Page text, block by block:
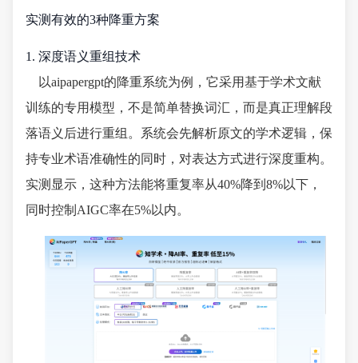
实测有效的3种降重方案
1. 深度语义重组技术
以aipapergpt的降重系统为例，它采用基于学术文献
训练的专用模型，不是简单替换词汇，而是真正理解段
落语义后进行重组。系统会先解析原文的学术逻辑，保
持专业术语准确性的同时，对表达方式进行深度重构。
实测显示，这种方法能将重复率从40%降到8%以下，
同时控制AIGC率在5%以内。